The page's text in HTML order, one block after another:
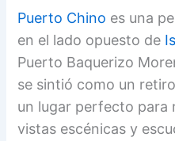
Puerto Chino es una
en el lado opuesto de
Puerto Baquerizo
se sintió como un
un lugar perfecto para
vistas escénicas y